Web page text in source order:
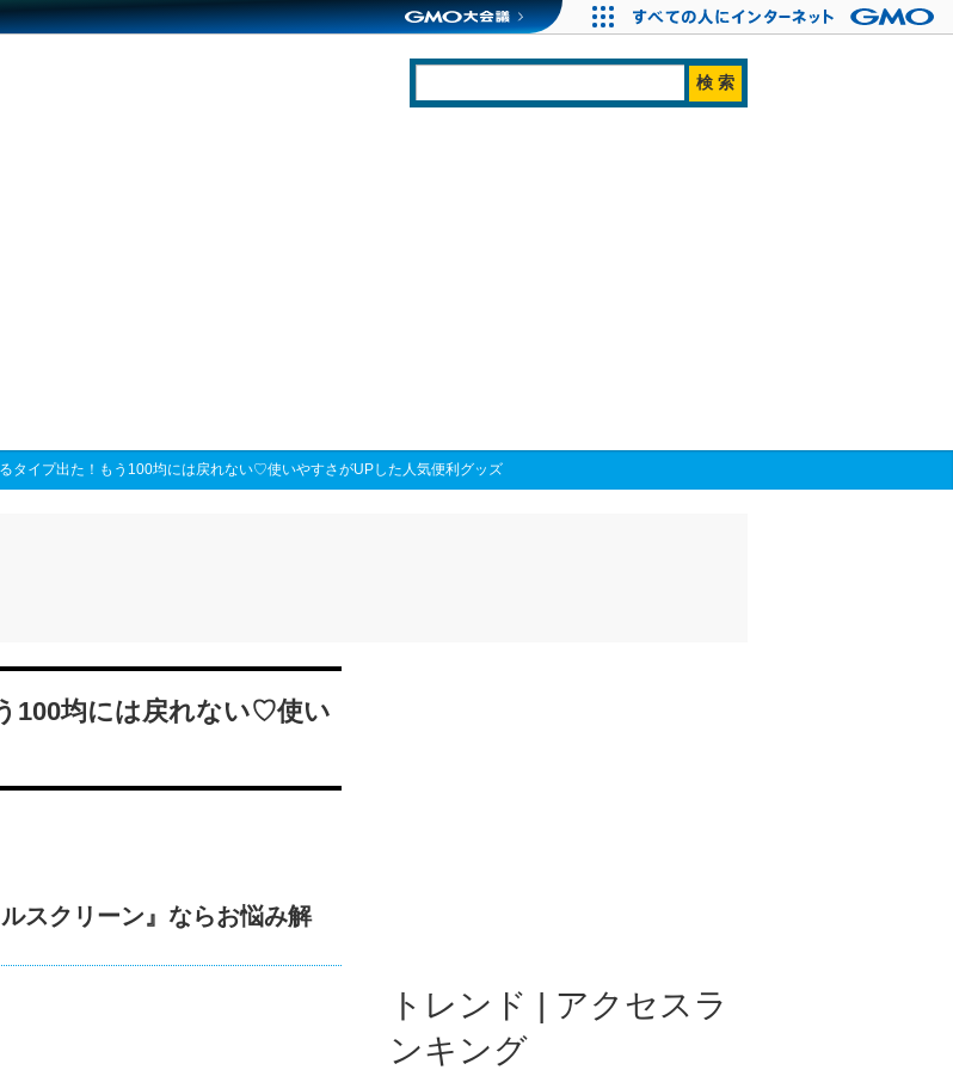
タイプ出た！もう100均には戻れない♡使いやすさがUPした人気便利グッズ
100均には戻れない♡使い
スクリーン』ならお悩み解
トレンド | アクセスラ
ンキング